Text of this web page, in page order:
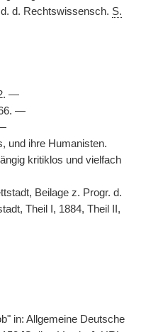
d. Rechtswissensch. S.
—
—
und ihre Humanisten.
kritiklos und vielfach
Beilage z. Progr. d.
Theil I, 1884, Theil II,
in: Allgemeine Deutsche